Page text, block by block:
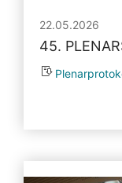
22.05.2026
45.